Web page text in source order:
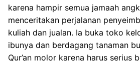
karena hampir semua jamaah
menceritakan perjalanan
kuliah dan jualan. Ia buka toko
ibunya dan berdagang tanaman
Qur’an molor karena harus serius